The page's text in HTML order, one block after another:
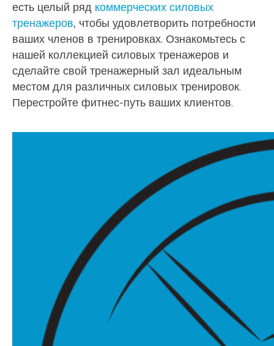
есть целый ряд коммерческих силовых
тренажеров, чтобы удовлетворить потребности
ваших членов в тренировках. Ознакомьтесь с
нашей коллекцией силовых тренажеров и
сделайте свой тренажерный зал идеальным
местом для различных силовых тренировок.
Перестройте фитнес-путь ваших клиентов.